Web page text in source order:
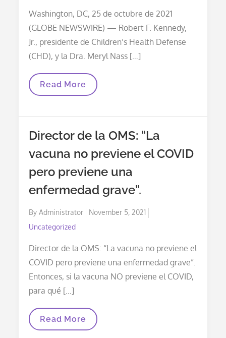
Washington, DC, 25 de octubre de 2021
(GLOBE NEWSWIRE) — Robert F. Kennedy,
Jr., presidente de Children’s Health Defense
(CHD), y la Dra. Meryl Nass […]
Children’s
F.
Y
Dra.
Meryl
Nass
Informan
Al
Comité
De
FDA:
Aprobación
La
Vacuna
COVID
Para
Niños
Pequeños
Pondrá
A
Millones
Read More
Director de la OMS: “La
vacuna no previene el COVID
pero previene una
enfermedad grave”.
ByAdministrator
Posted
November 5, 2021
Uncategorized
Director de la OMS: “La vacuna no previene el
COVID pero previene una enfermedad grave”.
Entonces, si la vacuna NO previene el COVID,
para qué […]
Director
Read More